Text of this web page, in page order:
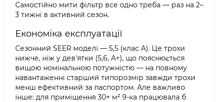
Самостійно мити фільтр все одно треба — раз на 2–
3 тижні в активний сезон.
Економіка експлуатації
Сезонний SEER моделі — 5,5 (клас A). Це трохи
нижче, ніж у дев'ятки (5,6, A+), що пояснюється
вищою номінальною потужністю — на повному
навантаженні старший типорозмір завжди трохи
менш ефективний за паспортом. Але важливо
інше: для приміщення 30+ м² 9-ка працювала б